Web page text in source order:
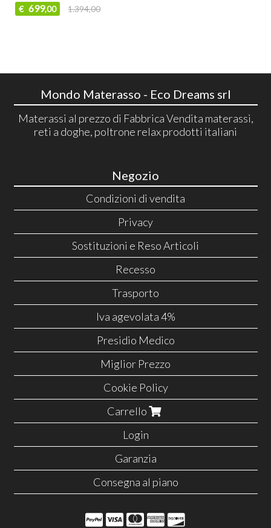
€ 699,00 1.394,00
Mondo Materasso - Eco Dreams srl
Materassi al prezzo di Fabbrica Vendita materassi,
reti a doghe, poltrone relax prodotti italiani
Negozio
Condizioni di vendita
Privacy
Sostituzioni e Reso Articoli
Recesso
Trasporto
Iva agevolata 4%
Presidio Medico
Miglior Prezzo
Cookie Policy
Carrello
Login
Garanzia
Consegna al piano